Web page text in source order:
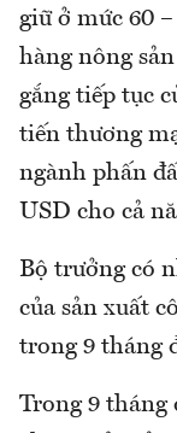
giữ ở mức 60
hàng nông
gắng tiếp tục
tiến thương
ngành phấn
USD cho cả
Bộ trưởng có
của sản xuất
trong 9 tháng
Trong 9